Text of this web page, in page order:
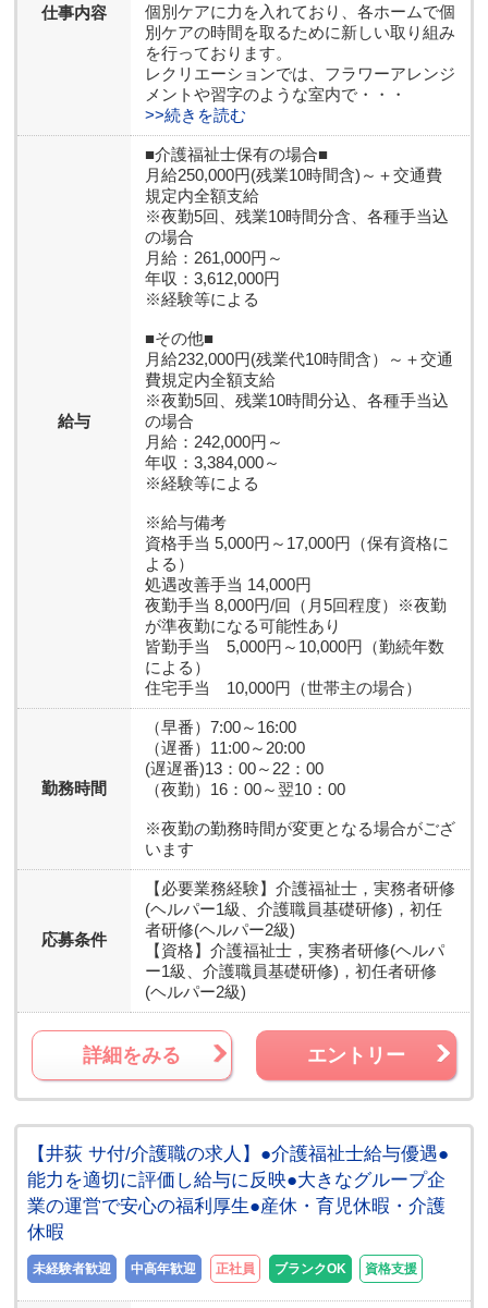
仕事内容
個別ケアに力を入れており、各ホームで個
別ケアの時間を取るために新しい取り組み
を行っております。
レクリエーションでは、フラワーアレンジ
メントや習字のような室内で・・・
>>続きを読む
給与
■介護福祉士保有の場合■
月給250,000円(残業10時間含)～＋交通費
規定内全額支給
※夜勤5回、残業10時間分含、各種手当込
の場合
月給：261,000円～
年収：3,612,000円
※経験等による
■その他■
月給232,000円(残業代10時間含）～＋交通
費規定内全額支給
※夜勤5回、残業10時間分込、各種手当込
の場合
月給：242,000円～
年収：3,384,000～
※経験等による
※給与備考
資格手当 5,000円～17,000円（保有資格に
よる）
処遇改善手当 14,000円
夜勤手当 8,000円/回（月5回程度）※夜勤
が準夜勤になる可能性あり
皆勤手当 5,000円～10,000円（勤続年数
による）
住宅手当 10,000円（世帯主の場合）
勤務時間
（早番）7:00～16:00
（遅番）11:00～20:00
(遅遅番)13：00～22：00
（夜勤）16：00～翌10：00
※夜勤の勤務時間が変更となる場合がござ
います
応募条件
【必要業務経験】 介護福祉士，実務者研修
(ヘルパー1級、介護職員基礎研修)，初任
者研修(ヘルパー2級)
【資格】 介護福祉士，実務者研修(ヘルパ
ー1級、介護職員基礎研修)，初任者研修
(ヘルパー2級)
詳細をみる エントリー
【井荻 サ付/介護職の求人】●介護福祉士給与優遇●
能力を適切に評価し給与に反映●大きなグループ企
業の運営で安心の福利厚生●産休・育児休暇・介護
休暇
未経験者歓迎 中高年歓迎 正社員 ブランクOK 資格支援